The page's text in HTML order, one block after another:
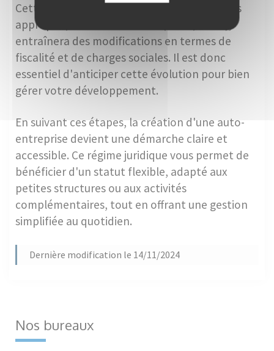
Cette transition vers un régime juridique plus
approprié, comme la société (SASU, EURL),
entraînera des modifications en termes de
fiscalité et de charges sociales. Il est donc
essentiel d'anticiper cette évolution pour bien
gérer votre développement.
En suivant ces étapes, la création d'une auto-
entreprise devient une démarche claire et
accessible. Ce régime juridique vous permet de
bénéficier d'un statut flexible, adapté aux
petites structures ou aux activités
complémentaires, tout en offrant une gestion
simplifiée au quotidien.
Dernière modification le 14/11/2024
Nos bureaux